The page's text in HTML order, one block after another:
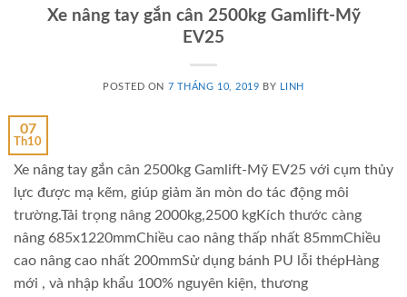
Xe nâng tay gắn cân 2500kg Gamlift-Mỹ
EV25
POSTED ON 7 THÁNG 10, 2019 BY LINH
07
Th10
Xe nâng tay gắn cân 2500kg Gamlift-Mỹ EV25 với cụm thủy
lực được mạ kẽm, giúp giảm ăn mòn do tác động môi
trường.Tải trọng nâng 2000kg,2500 kgKích thước càng
nâng 685x1220mmChiều cao nâng thấp nhất 85mmChiều
cao nâng cao nhất 200mmSử dụng bánh PU lỗi thépHàng
mới , và nhập khẩu 100% nguyên kiện, thương